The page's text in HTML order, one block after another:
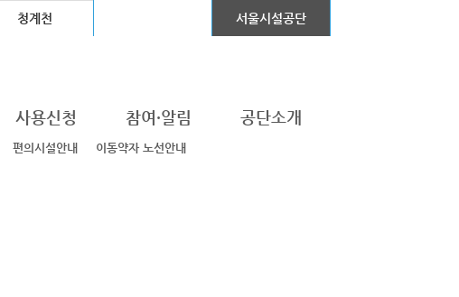
청계천 서울시설공단
편의시설안내 이동약자 노선안내
사용신청 참여·알림 공단소개